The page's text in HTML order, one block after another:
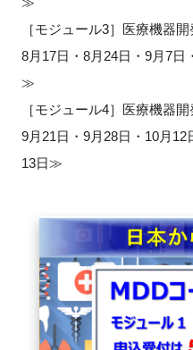
［モジュール3］医療機器
8月17日・8月24日・9月7
≫
［モジュール4］医療機器
9月21日・9月28日・10月
13日≫